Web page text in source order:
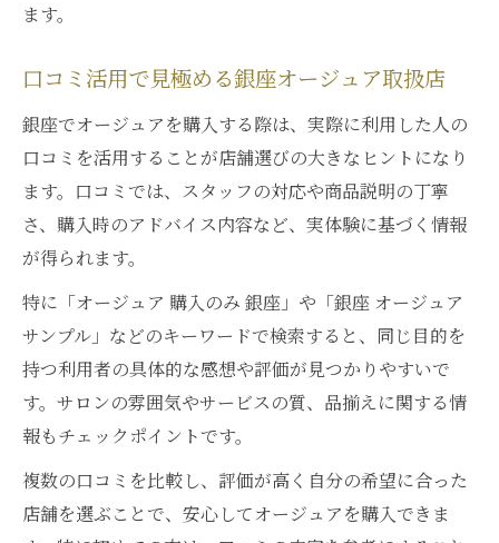
ます。
口コミ活用で見極める銀座オージュア取扱店
銀座でオージュアを購入する際は、実際に利用した人の
口コミを活用することが店舗選びの大きなヒントになり
ます。口コミでは、スタッフの対応や商品説明の丁寧
さ、購入時のアドバイス内容など、実体験に基づく情報
が得られます。
特に「オージュア 購入のみ 銀座」や「銀座 オージュア
サンプル」などのキーワードで検索すると、同じ目的を
持つ利用者の具体的な感想や評価が見つかりやすいで
す。サロンの雰囲気やサービスの質、品揃えに関する情
報もチェックポイントです。
複数の口コミを比較し、評価が高く自分の希望に合った
店舗を選ぶことで、安心してオージュアを購入できま